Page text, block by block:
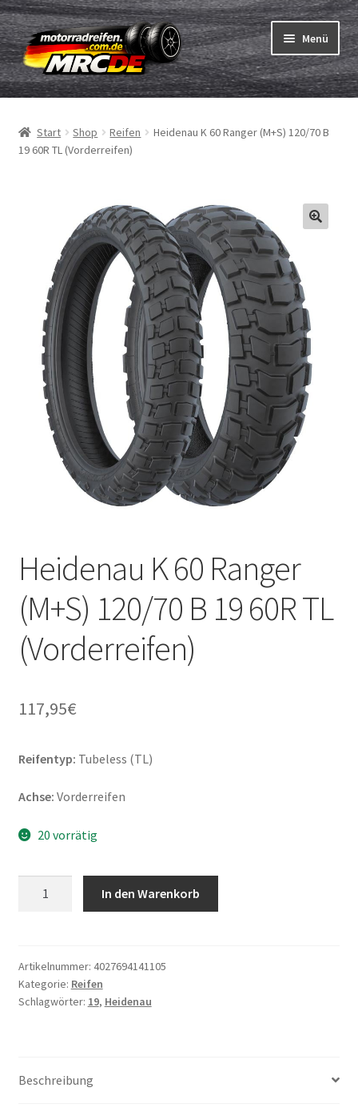
Zur
Navigation
springen
Zum
Inhalt
springen
Menü
Reifen
Schläuche
Reifentest
Marken
Kontakt
Start Shop Reifen
Heidenau K 60 Ranger (M+S) 120/70 B
19 60R TL (Vorderreifen)
Heidenau K 60 Ranger
(M+S) 120/70 B 19 60R TL
(Vorderreifen)
117,95€
Reifentyp: Tubeless (TL)
Achse: Vorderreifen
20 vorrätig
(M+S)
120/70
B
(Vorderreifen)
In den Warenkorb
Artikelnummer: 4027694141105
Kategorie: Reifen
Schlagwörter: 19, Heidenau
Beschreibung